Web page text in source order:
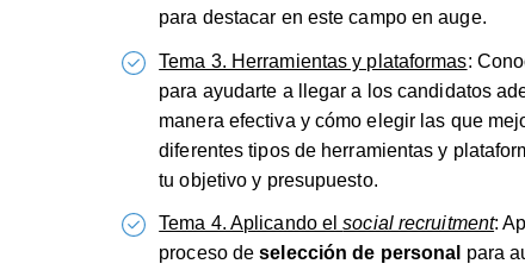
para destacar en este campo en auge.
Tema 3. Herramientas y plataformas:
para ayudarte a llegar a los candidatos
manera efectiva y cómo elegir las que
diferentes tipos de herramientas y
tu objetivo y presupuesto.
Tema 4. Aplicando elsocial recruitment:
proceso deselección de personal para